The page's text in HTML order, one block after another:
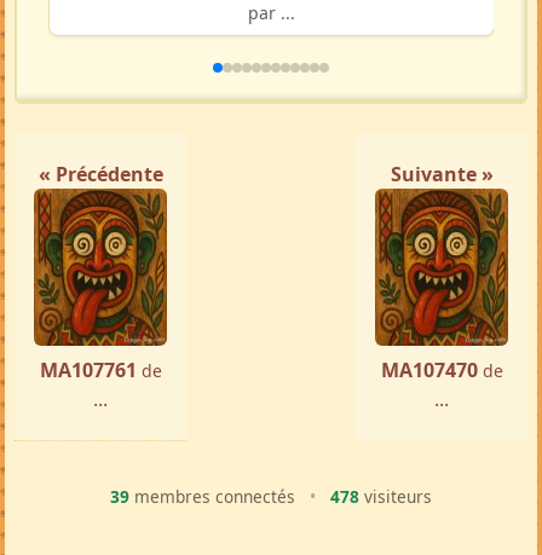
par ...
« Précédente
MA107761 de
...
Suivante »
MA107470 de
...
39 membres connectés • 478 visiteurs